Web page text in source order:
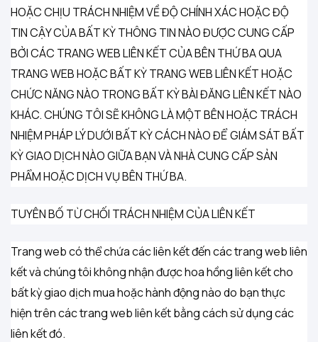
HOẶC CHỊU TRÁCH NHIỆM VỀ ĐỘ CHÍNH XÁC HOẶC ĐỘ
TIN CẬY CỦA BẤT KỲ THÔNG TIN NÀO ĐƯỢC CUNG CẤP
BỞI CÁC TRANG WEB LIÊN KẾT CỦA BÊN THỨ BA QUA
TRANG WEB HOẶC BẤT KỲ TRANG WEB LIÊN KẾT HOẶC
CHỨC NĂNG NÀO TRONG BẤT KỲ BÀI ĐĂNG LIÊN KẾT NÀO
KHÁC. CHÚNG TÔI SẼ KHÔNG LÀ MỘT BÊN HOẶC TRÁCH
NHIỆM PHÁP LÝ DƯỚI BẤT KỲ CÁCH NÀO ĐỂ GIÁM SÁT BẤT
KỲ GIAO DỊCH NÀO GIỮA BẠN VÀ NHÀ CUNG CẤP SẢN
PHẨM HOẶC DỊCH VỤ BÊN THỨ BA.
TUYÊN BỐ TỪ CHỐI TRÁCH NHIỆM CỦA LIÊN KẾT
Trang web có thể chứa các liên kết đến các trang web liên
kết và chúng tôi không nhận được hoa hồng liên kết cho
bất kỳ giao dịch mua hoặc hành động nào do bạn thực
hiện trên các trang web liên kết bằng cách sử dụng các
liên kết đó.